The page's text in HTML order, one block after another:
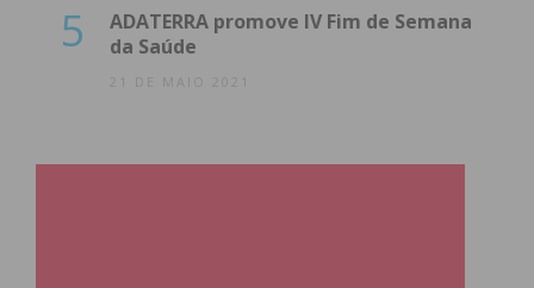
5
ADATERRA promove IV Fim de Semana
da Saúde
21 DE MAIO 2021